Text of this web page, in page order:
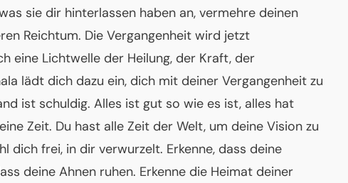
sie dir hinterlassen haben an, vermehre deinen
Reichtum. Die Vergangenheit wird jetzt
eine Lichtwelle der Heilung, der Kraft, der
lädt dich dazu ein, dich mit deiner Vergangenheit zu
ist schuldig. Alles ist gut so wie es ist, alles hat
Zeit. Du hast alle Zeit der Welt, um deine Vision zu
dich frei, in dir verwurzelt. Erkenne, dass deine
deine Ahnen ruhen. Erkenne die Heimat deiner